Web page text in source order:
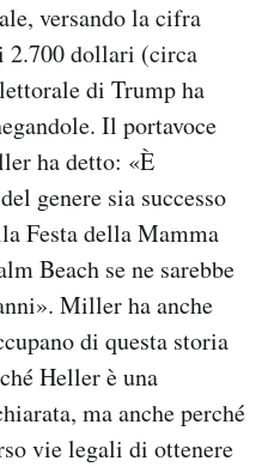
versando la cifra
2.700 dollari (circa
di Trump ha
Il portavoce
ha detto: «È
genere sia successo
Festa della Mamma
Beach se ne sarebbe
Miller ha anche
di questa storia
Heller è una
ma anche perché
vie legali di ottenere